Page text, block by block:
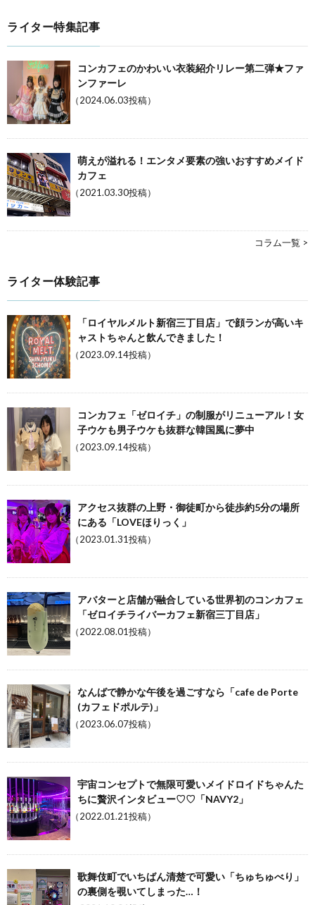
ライター特集記事
コンカフェのかわいい衣装紹介リレー第二弾★ファ
ンファーレ
（2024.06.03投稿）
萌えが溢れる！エンタメ要素の強いおすすめメイド
カフェ
（2021.03.30投稿）
コラム一覧 >
ライター体験記事
「ロイヤルメルト新宿三丁目店」で顔ランが高いキ
ャストちゃんと飲んできました！
（2023.09.14投稿）
コンカフェ「ゼロイチ」の制服がリニューアル！女
子ウケも男子ウケも抜群な韓国風に夢中
（2023.09.14投稿）
アクセス抜群の上野・御徒町から徒歩約5分の場所
にある「LOVEほりっく」
（2023.01.31投稿）
アバターと店舗が融合している世界初のコンカフェ
「ゼロイチライバーカフェ新宿三丁目店」
（2022.08.01投稿）
なんばで静かな午後を過ごすなら「cafe de Porte
(カフェドポルテ)」
（2023.06.07投稿）
宇宙コンセプトで無限可愛いメイドロイドちゃんた
ちに贅沢インタビュー♡♡「NAVY2」
（2022.01.21投稿）
歌舞伎町でいちばん清楚で可愛い「ちゅちゅべり」
の裏側を覗いてしまった…！